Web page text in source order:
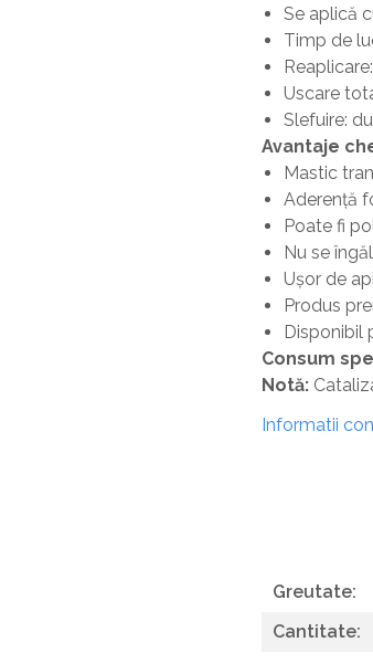
Se aplică
Timp de
Uscare
Slefuire:
Avantaje
Mastic
Aderență
Poate fi
Nu se
Ușor de
Produs
Disponibil
Consum
Notă:
Informatii
Greutate:
Cantitate: